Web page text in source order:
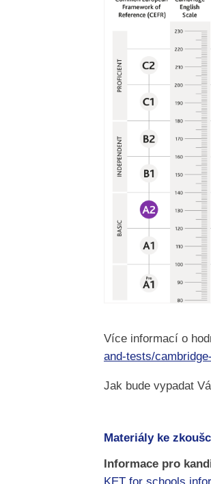
Více informací o
and-tests/
Jak bude vypadat
Materiály ke
Informace pro